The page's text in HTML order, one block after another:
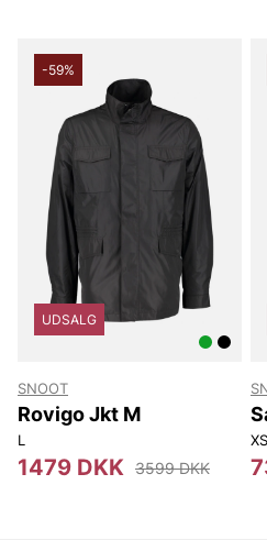
-59%
UDSALG
SNOOT
Rovigo Jkt M
L
1479 DKK 3599 DKK
XS